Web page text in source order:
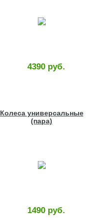
4390 руб.
Колеса универсальные
(пара)
1490 руб.